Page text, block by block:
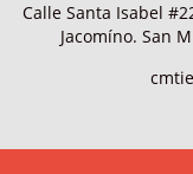
Calle Santa Isabel
Jacomíno. San